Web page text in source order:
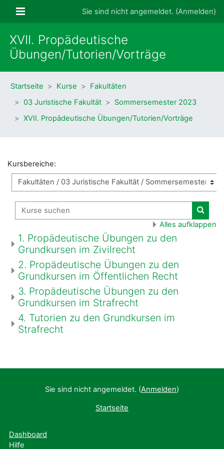
Website-ÜbersichtSie sind nicht angemeldet. (Anmelden)
XVII. Propädeutische
Übungen/Tutorien/Vorträge
Startseite Kurse
Fakultäten
03 Juristische Fakultät
Sommersemester 2023
XVII. Propädeutische Übungen/Tutorien/Vorträge
Kursbereiche:
Kurse suchen
Kurse
Alles aufklappen
1. Propädeutische Übungen zu den
Grundkursen im Zivilrecht
2. Propädeutische Übungen zu den
Grundkursen im Öffentlichen Recht
3. Propädeutische Übungen zu den
Grundkursen im Strafrecht
4. Tutorien zu den Grundkursen im
Strafrecht
Sie sind nicht angemeldet. (Anmelden)
Startseite
Dashboard
Hilfe